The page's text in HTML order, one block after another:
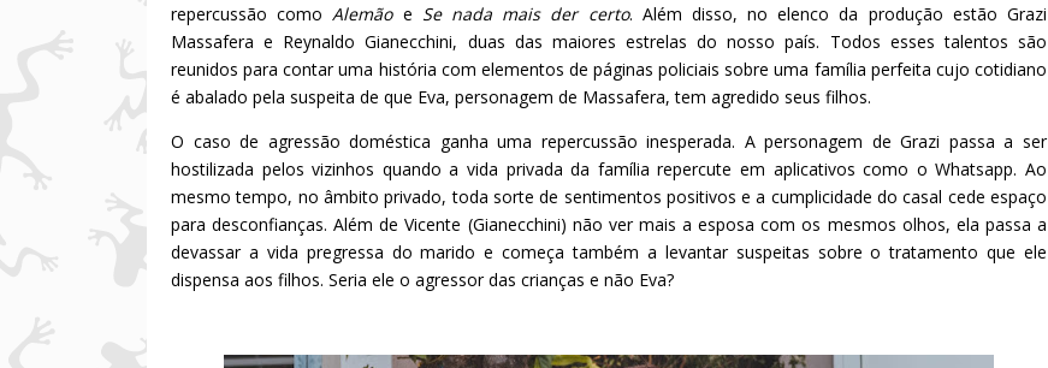
repercussão comoAlemão e Se nada mais der certo. Além disso, no elenco da produção estão Grazi
Massafera e Reynaldo Gianecchini, duas das maiores estrelas do nosso país. Todos esses talentos são
reunidos para contar uma história com elementos de páginas policiais sobre uma família perfeita cujo cotidiano
é abalado pela suspeita de que Eva, personagem de Massafera, tem agredido seus filhos.
O caso de agressão doméstica ganha uma repercussão inesperada. A personagem de Grazi passa a ser
hostilizada pelos vizinhos quando a vida privada da família repercute em aplicativos como o Whatsapp. Ao
mesmo tempo, no âmbito privado, toda sorte de sentimentos positivos e a cumplicidade do casal cede espaço
para desconfianças. Além de Vicente (Gianecchini) não ver mais a esposa com os mesmos olhos, ela passa a
devassar a vida pregressa do marido e começa também a levantar suspeitas sobre o tratamento que ele
dispensa aos filhos. Seria ele o agressor das crianças e não Eva?